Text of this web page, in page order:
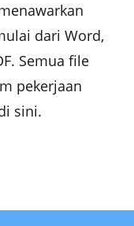
dari Word,
Semua file
pekerjaan
sini.